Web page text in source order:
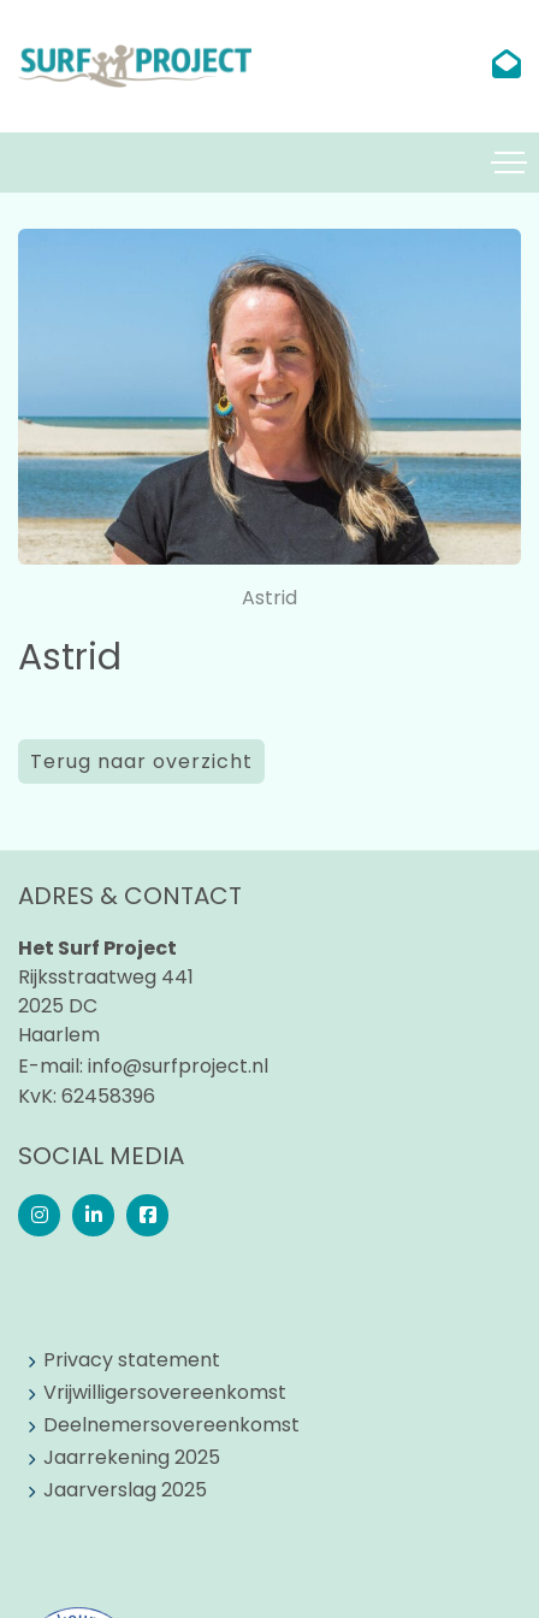
Astrid
Astrid
Terug naar overzicht
ADRES & CONTACT
Het Surf Project
Rijksstraatweg 441
2025 DC
Haarlem
E-mail: info@surfproject.nl
KvK: 62458396
SOCIAL MEDIA
Privacy statement
Vrijwilligersovereenkomst
Deelnemersovereenkomst
Jaarrekening 2025
Jaarverslag 2025